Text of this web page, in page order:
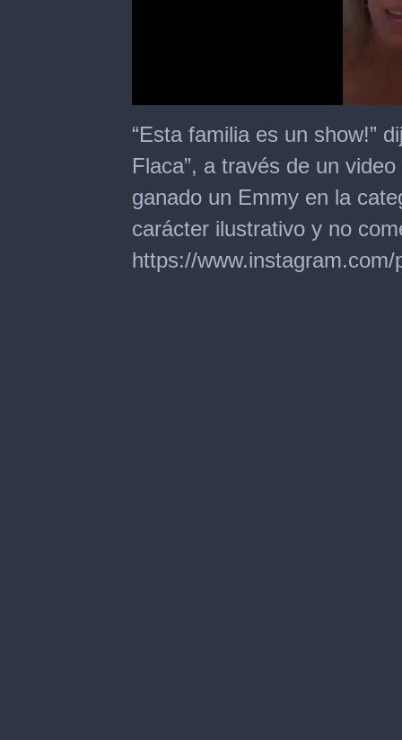
seconds
of
seconds
“Esta familia es un show!”
Flaca”, a través de un
ganado un Emmy en la
carácter ilustrativo y no
https://